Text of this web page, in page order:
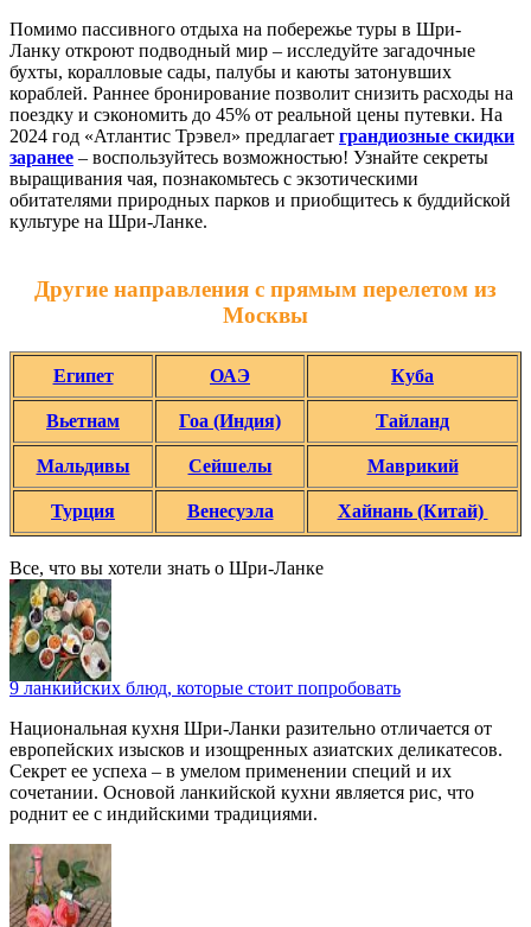
Помимо пассивного отдыха на побережье туры в Шри-
Ланку откроют подводный мир – исследуйте загадочные
бухты, коралловые сады, палубы и каюты затонувших
кораблей. Раннее бронирование позволит снизить расходы на
поездку и сэкономить до 45% от реальной цены путевки. На
2024 год «Атлантис Трэвел» предлагает грандиозные скидки
заранее – воспользуйтесь возможностью! Узнайте секреты
выращивания чая, познакомьтесь с экзотическими
обитателями природных парков и приобщитесь к буддийской
культуре на Шри-Ланке.
Другие направления с прямым перелетом из
Москвы
Египет ОАЭ Куба
Вьетнам Гоа (Индия) Тайланд
Мальдивы Сейшелы Маврикий
Турция Венесуэла Хайнань (Китай)
Все, что вы хотели знать o Шри-Ланке
9 ланкийских блюд, которые стоит попробовать
Национальная кухня Шри-Ланки разительно отличается от
европейских изысков и изощренных азиатских деликатесов.
Секрет ее успеха – в умелом применении специй и их
сочетании. Основой ланкийской кухни является рис, что
роднит ее с индийскими традициями.